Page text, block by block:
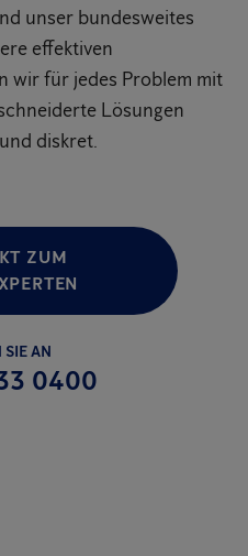
unser bundesweites
effektiven
wir für jedes Problem mit
Lösungen
diskret.
ZUM
SIE AN
0400